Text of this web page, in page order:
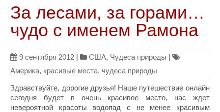
За лесами, за горами…
чудо с именем Рамона
9 сентября 2012 | США, Чудеса природы |
Америка, красивые места, чудеса природы
Здравствуйте, дорогие друзья! Наше путешествие онлайн
сегодня будет в очень красивое место, нас ждет
невероятной красоты водопад с не менее красивым